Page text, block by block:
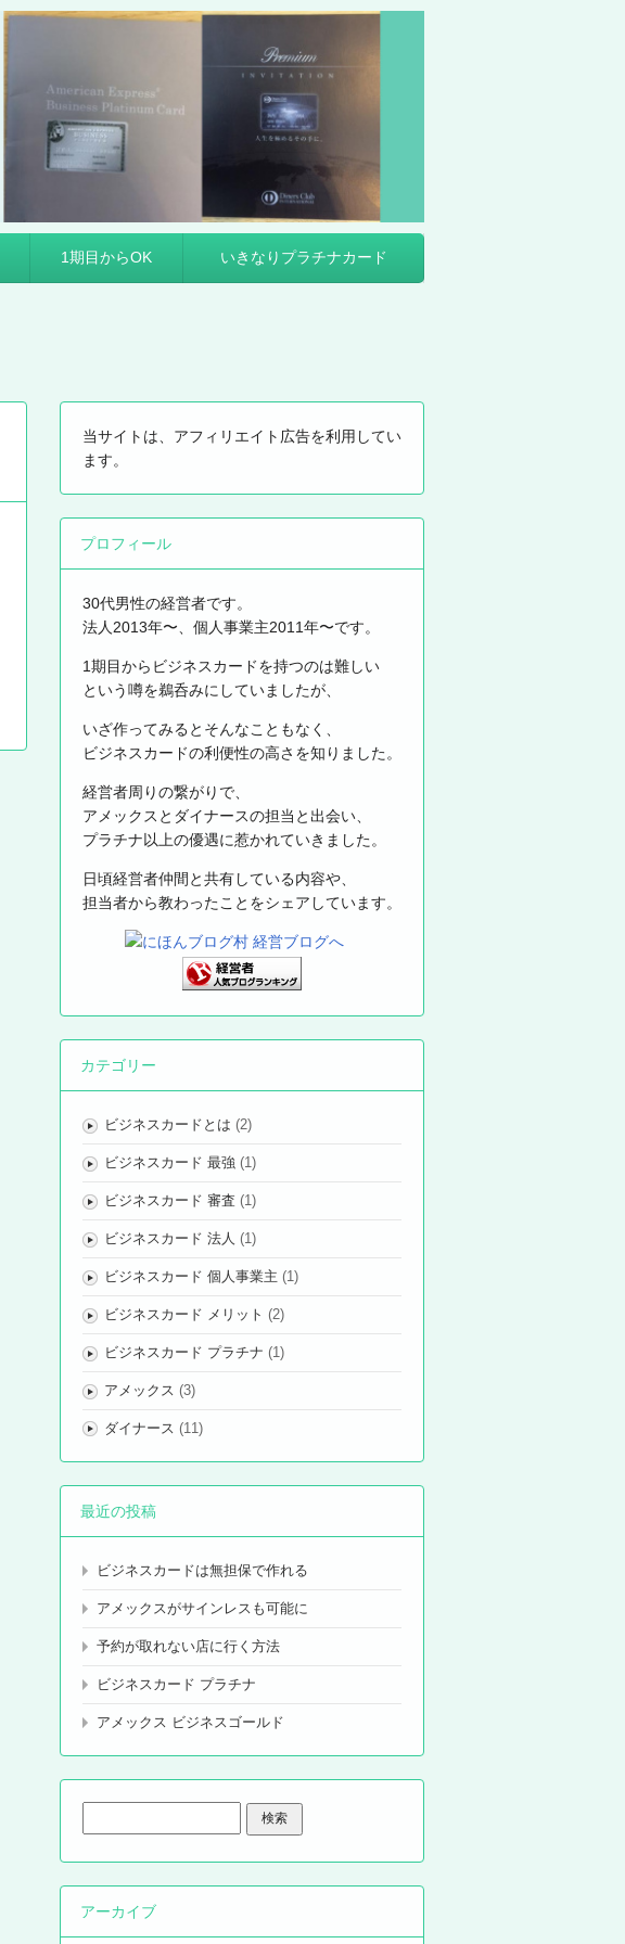
1期目からOK いきなりプラチナカード
当サイトは、アフィリエイト広告を利用してい
ます。
プロフィール
30代男性の経営者です。
法人2013年〜、個人事業主2011年〜です。
1期目からビジネスカードを持つのは難しい
という噂を鵜呑みにしていましたが、
いざ作ってみるとそんなこともなく、
ビジネスカードの利便性の高さを知りました。
経営者周りの繋がりで、
アメックスとダイナースの担当と出会い、
プラチナ以上の優遇に惹かれていきました。
日頃経営者仲間と共有している内容や、
担当者から教わったことをシェアしています。
カテゴリー
ビジネスカードとは (2)
ビジネスカード 最強 (1)
ビジネスカード 審査 (1)
ビジネスカード 法人 (1)
ビジネスカード 個人事業主 (1)
ビジネスカード メリット (2)
ビジネスカード プラチナ (1)
アメックス (3)
ダイナース (11)
最近の投稿
ビジネスカードは無担保で作れる
アメックスがサインレスも可能に
予約が取れない店に行く方法
ビジネスカード プラチナ
アメックス ビジネスゴールド
索:
アーカイブ